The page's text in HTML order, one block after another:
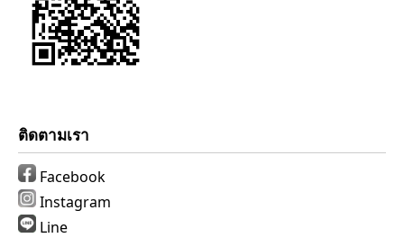
ติดตามเรา
Facebook
Instagram
Line